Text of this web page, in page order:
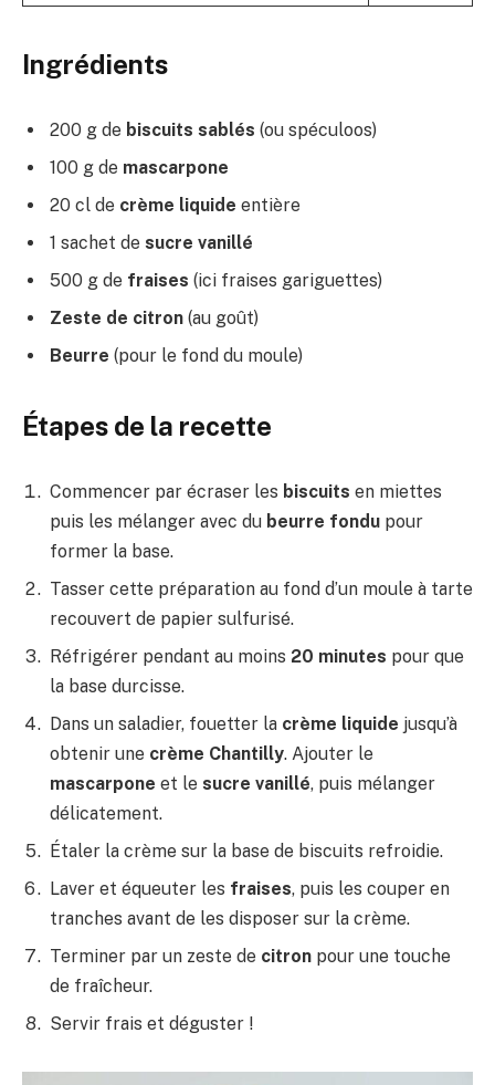
Ingrédients
200 g de biscuits sablés (ou spéculoos)
100 g de mascarpone
20 cl de crème liquide entière
1 sachet de sucre vanillé
500 g de fraises (ici fraises gariguettes)
Zeste de citron (au goût)
Beurre (pour le fond du moule)
Étapes de la recette
Commencer par écraser les biscuits en miettes
puis les mélanger avec du beurre fondu pour
former la base.
Tasser cette préparation au fond d’un moule à tarte
recouvert de papier sulfurisé.
Réfrigérer pendant au moins 20 minutes pour que
la base durcisse.
Dans un saladier, fouetter la crème liquide jusqu’à
obtenir une crème Chantilly. Ajouter le
mascarpone et le sucre vanillé, puis mélanger
délicatement.
Étaler la crème sur la base de biscuits refroidie.
Laver et équeuter les fraises, puis les couper en
tranches avant de les disposer sur la crème.
Terminer par un zeste de citron pour une touche
de fraîcheur.
Servir frais et déguster !